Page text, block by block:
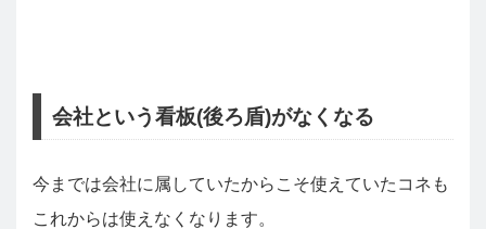
会社という看板(後ろ盾)がなくなる
今までは会社に属していたからこそ使えていたコネも
これからは使えなくなります。